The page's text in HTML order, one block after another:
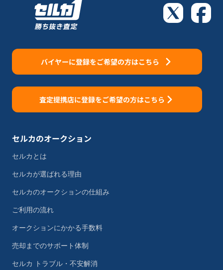
バイヤーに登録をご希望の方はこちら
査定提携店に登録をご希望の方はこちら
セルカのオークション
セルカとは
セルカが選ばれる理由
セルカのオークションの仕組み
ご利用の流れ
オークションにかかる手数料
売却までのサポート体制
セルカ トラブル・不安解消